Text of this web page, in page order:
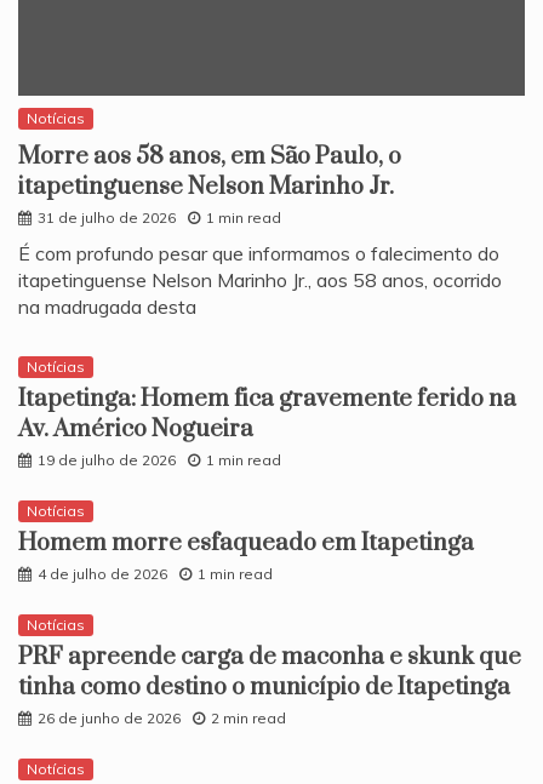
Notícias
Morre aos 58 anos, em São Paulo, o
itapetinguense Nelson Marinho Jr.
31 de julho de 2026 1 min read
​É com profundo pesar que informamos o falecimento do
itapetinguense Nelson Marinho Jr., aos 58 anos, ocorrido
na madrugada desta
Notícias
Itapetinga: Homem fica gravemente ferido na
Av. Américo Nogueira
19 de julho de 2026 1 min read
Notícias
Homem morre esfaqueado em Itapetinga
4 de julho de 2026 1 min read
Notícias
PRF apreende carga de maconha e skunk que
tinha como destino o município de Itapetinga
26 de junho de 2026 2 min read
Notícias